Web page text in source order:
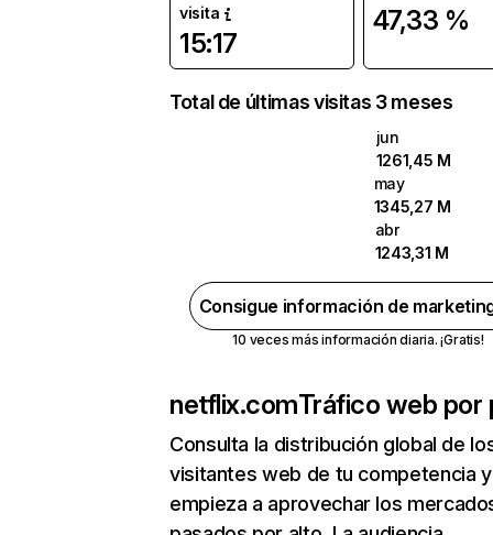
visita
15:17
47,33 %
Total de últimas visitas 3 meses
jun
1261,45 M
may
1345,27 M
abr
1243,31 M
Consigue información de
10 veces más información diaria. ¡Gratis!
netflix.comTráfico web por
Consulta la distribución global de
visitantes web de tu competencia y
empieza a aprovechar los